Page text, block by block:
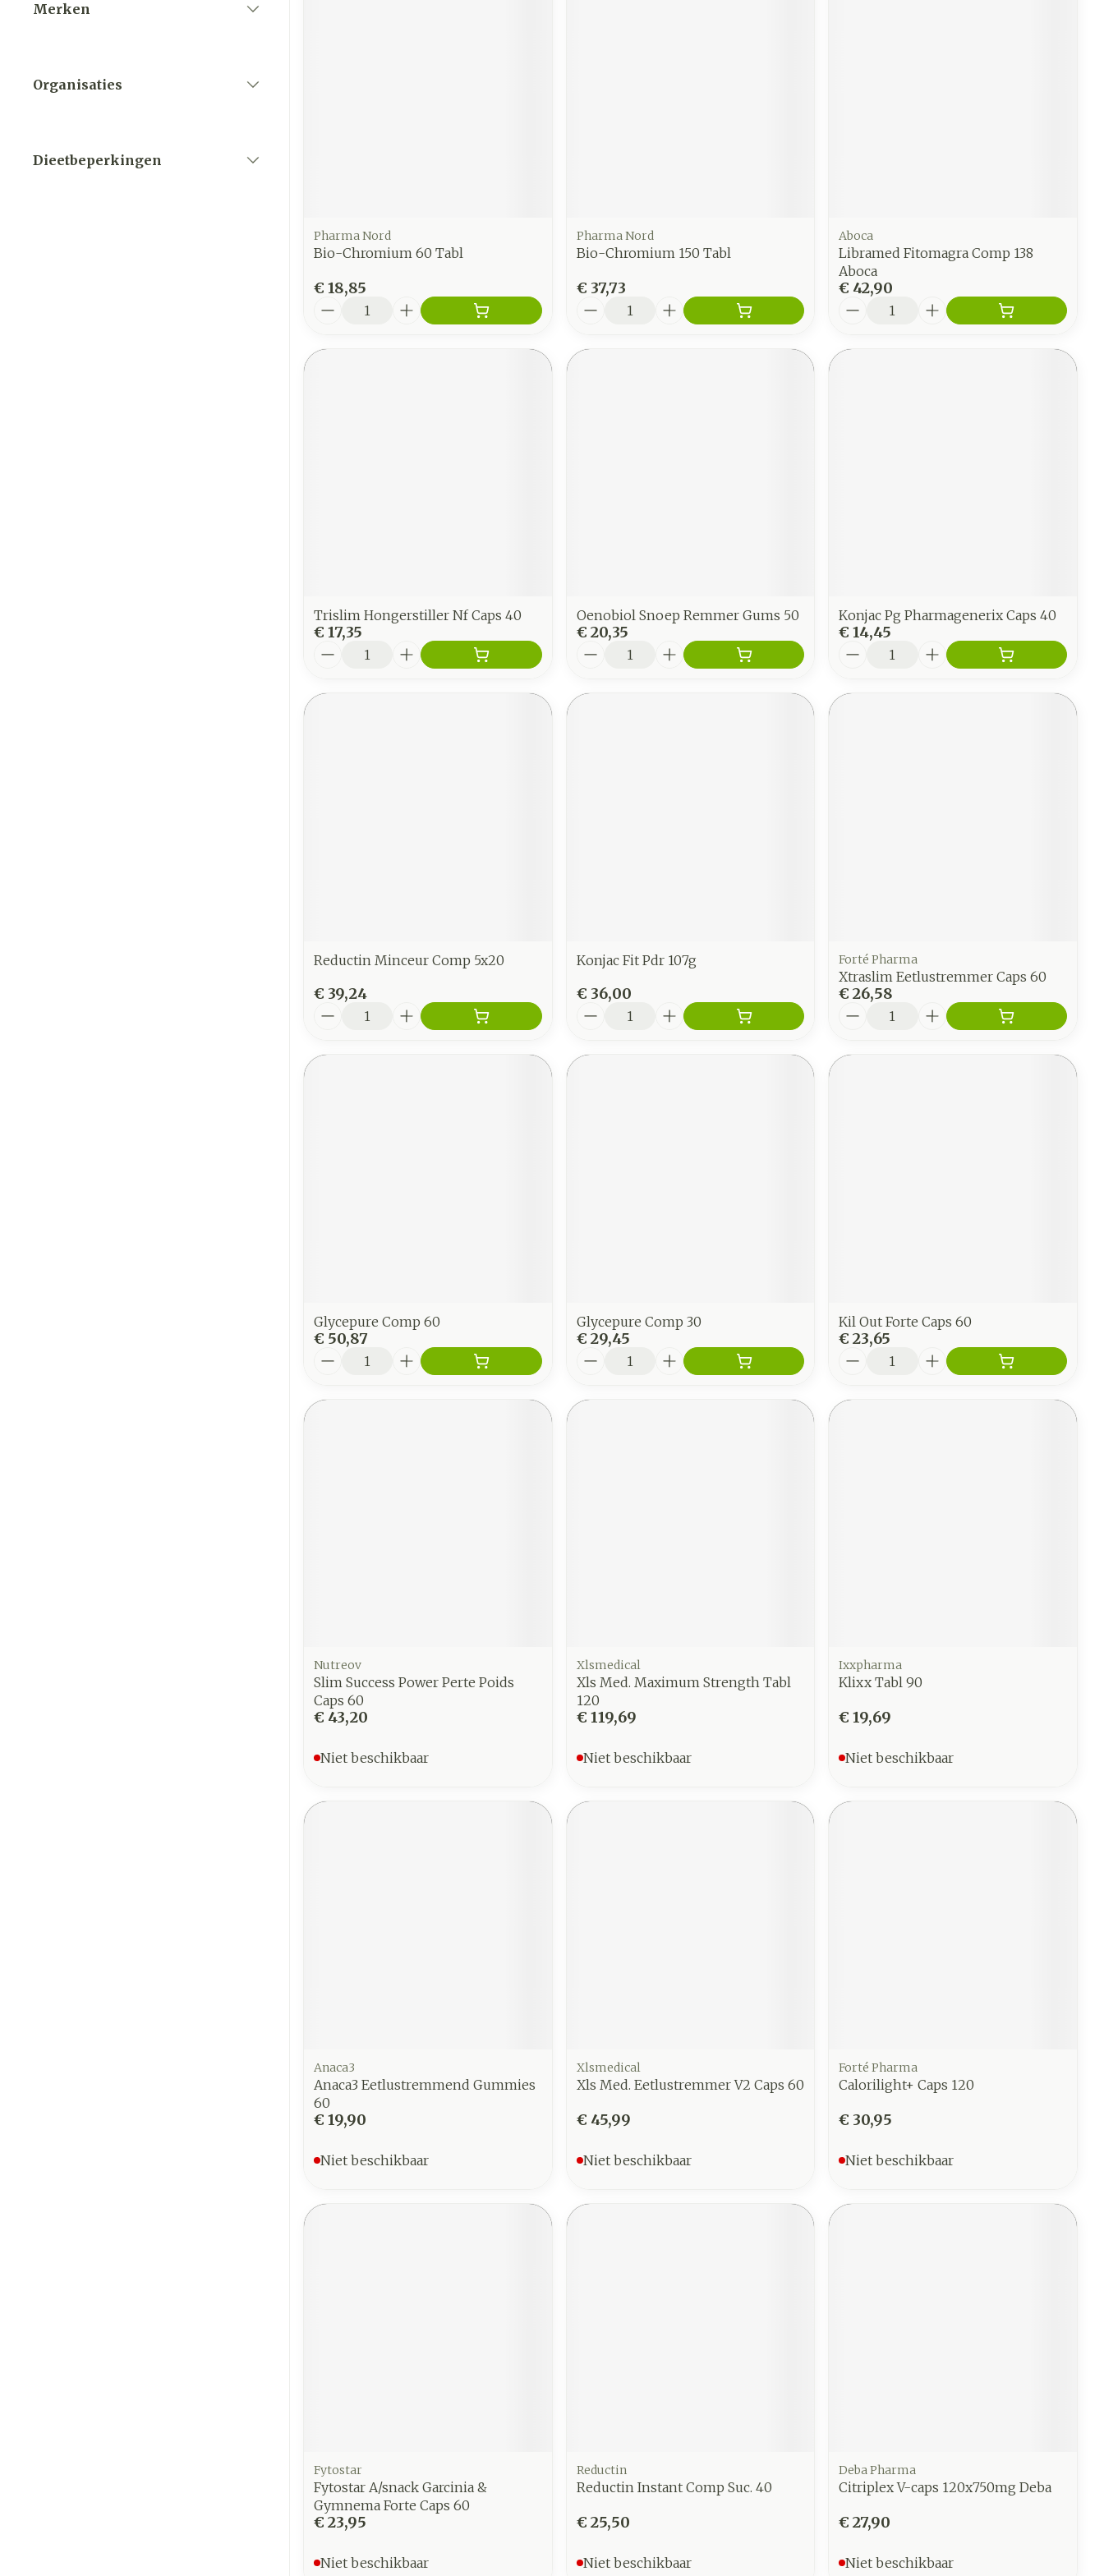
Merken
Organisaties
Dieetbeperkingen
Pharma Nord
Bio-Chromium 60 Tabl
€ 18,85
Pharma Nord
Bio-Chromium 150 Tabl
€ 37,73
Aboca
Libramed Fitomagra Comp 138
Aboca
€ 42,90
Trislim Hongerstiller Nf Caps 40
€ 17,35
Oenobiol Snoep Remmer Gums 50
€ 20,35
Konjac Pg Pharmagenerix Caps 40
€ 14,45
Reductin Minceur Comp 5x20
€ 39,24
Konjac Fit Pdr 107g
€ 36,00
Forté Pharma
Xtraslim Eetlustremmer Caps 60
€ 26,58
Glycepure Comp 60
€ 50,87
Glycepure Comp 30
€ 29,45
Kil Out Forte Caps 60
€ 23,65
Nutreov
Slim Success Power Perte Poids
Caps 60
€ 43,20
Niet beschikbaar
Xlsmedical
Xls Med. Maximum Strength Tabl
120
€ 119,69
Niet beschikbaar
Ixxpharma
Klixx Tabl 90
€ 19,69
Niet beschikbaar
Anaca3
Anaca3 Eetlustremmend Gummies
60
€ 19,90
Niet beschikbaar
Xlsmedical
Xls Med. Eetlustremmer V2 Caps 60
€ 45,99
Niet beschikbaar
Forté Pharma
Calorilight+ Caps 120
€ 30,95
Niet beschikbaar
Fytostar
Fytostar A/snack Garcinia &
Gymnema Forte Caps 60
€ 23,95
Niet beschikbaar
Reductin
Reductin Instant Comp Suc. 40
€ 25,50
Niet beschikbaar
Deba Pharma
Citriplex V-caps 120x750mg Deba
€ 27,90
Niet beschikbaar